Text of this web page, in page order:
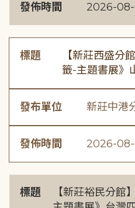
發佈時間 2026-
標題
【新莊西盛分
籤-主題書展》
發布單位 新莊中港
發佈時間 2026-
標題
【新莊裕民分館